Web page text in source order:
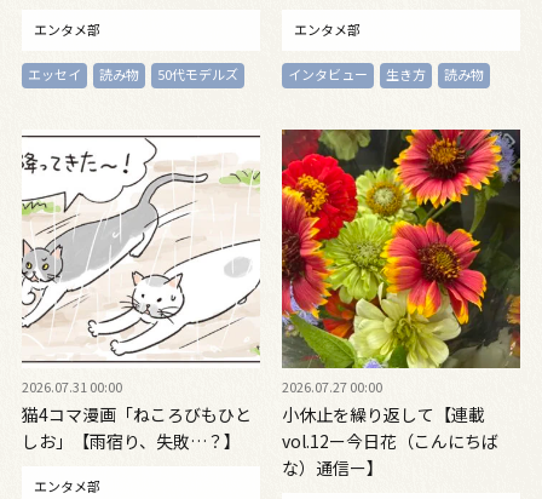
『やばっ！』～vol.47
エンタメ部
エッセイ 読み物 50代モデルズ
エンタメ部
インタビュー 生き方 読み物
2026.07.31 00:00
猫4コマ漫画「ねころびもひと
しお」【雨宿り、失敗…？】
エンタメ部
2026.07.27 00:00
小休止を繰り返して【連載
vol.12ー今日花（こんにちば
な）通信ー】